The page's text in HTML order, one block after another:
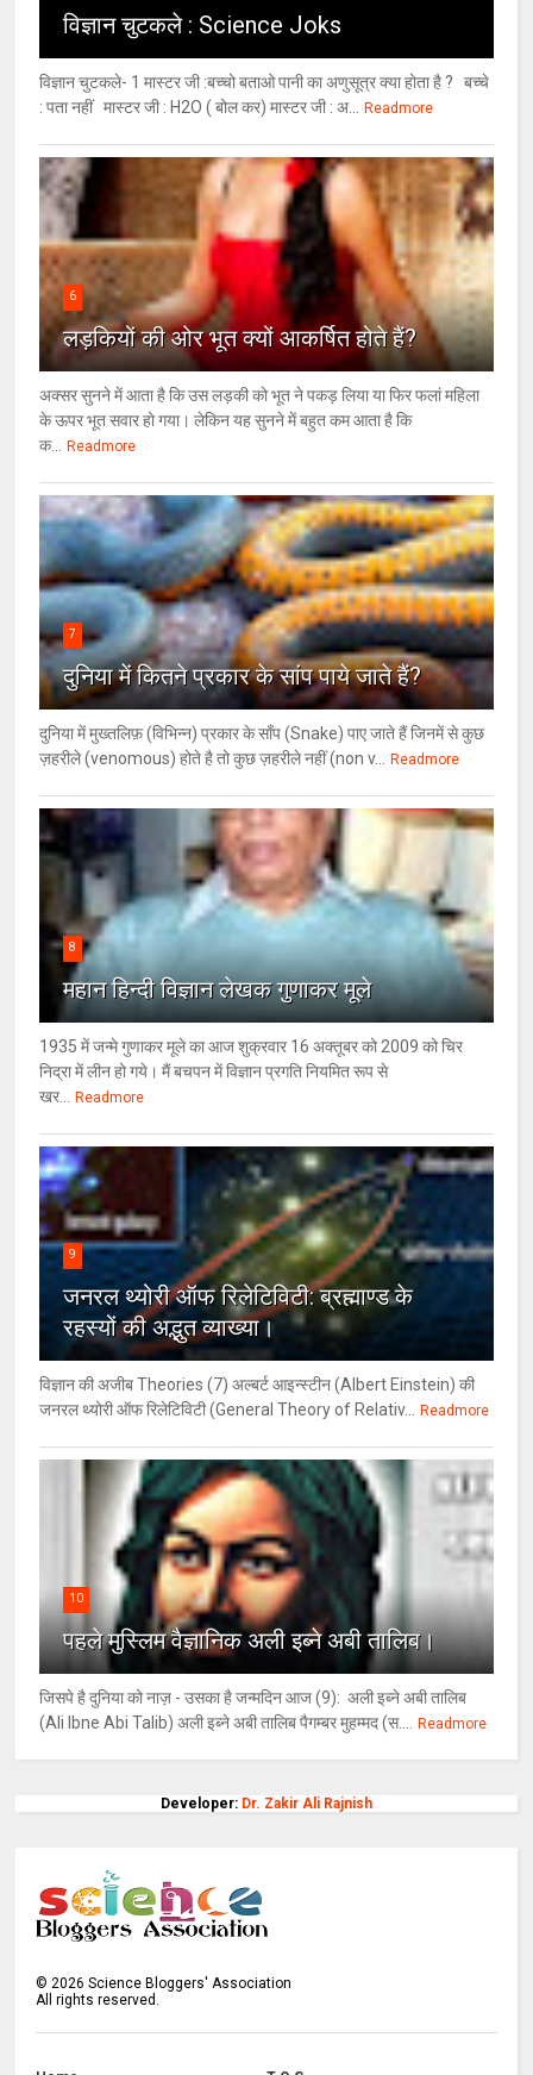
विज्ञान चुटकले : Science Joks
विज्ञान चुटकले- 1 मास्टर जी :बच्चो बताओ पानी का अणुसूत्र क्या होता है ? बच्चे
: पता नहीं मास्टर जी : H2O ( बोल कर) मास्टर जी : अ...
Readmore
6
लड़कियों की ओर भूत क्‍यों आकर्षित होते हैं?
अक्सर सुनने में आता है कि उस लड़की को भूत ने पकड़ लिया या फिर फलां महिला
के ऊपर भूत सवार हो गया। लेकिन यह सुनने में बहुत कम आता है कि
क...
Readmore
7
दुनिया में कितने प्रकार के सांप पाये जाते हैं?
दुनिया में मुख्तलिफ़ (विभिन्न) प्रकार के साँप (Snake) पाए जाते हैं जिनमें से कुछ
ज़हरीले (venomous) होते है तो कुछ ज़हरीले नहीं (non v...
Readmore
8
महान हिन्दी विज्ञान लेखक गुणाकर मूले
1935 में जन्मे गुणाकर मूले का आज शुक्रवार 16 अक्तूबर को 2009 को चिर
निद्रा में लीन हो गये। मैं बचपन में विज्ञान प्रगति नियमित रूप से
खर...
Readmore
9
जनरल थ्‍योरी ऑफ रिलेटिविटी: ब्रह्माण्‍ड के
रहस्‍यों की अद्भुत व्‍याख्‍या।
विज्ञान की अजीब Theories (7) अल्‍बर्ट आइन्स्टीन (Albert Einstein) की
जनरल थ्योरी ऑफ रिलेटिविटी (General Theory of Relativ...
Readmore
10
पहले मुस्लिम वैज्ञानिक अली इब्ने अबी तालिब।
जिसपे है दुनिया को नाज़ - उसका है जन्मदिन आज (9): अली इब्ने अबी तालिब
(Ali Ibne Abi Talib) अली इब्ने अबी तालिब पैगम्बर मुहम्मद (स....
Readmore
Developer: Dr. Zakir Ali Rajnish
©2026 Science Bloggers' Association
All rights reserved.